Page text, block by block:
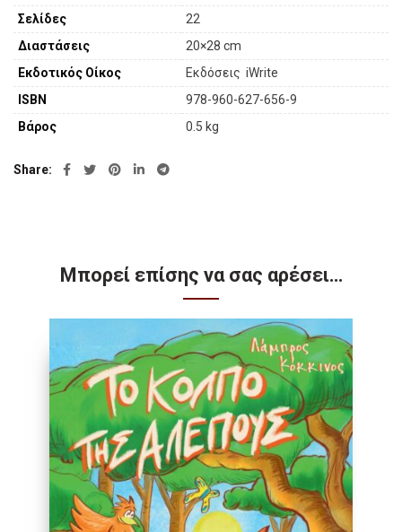
Σελίδες
22
Διαστάσεις
20×28 cm
Εκδοτικός Οίκος
Εκδόσεις iWrite
ISBN
978-960-627-656-9
Βάρος
0.5 kg
Share
Μπορεί επίσης να σας αρέσει…